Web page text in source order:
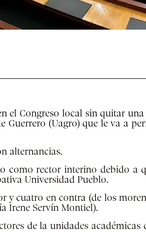
el Congreso local sin quitar
(Uagro) que le va a
alternancias.
como rector interino debido a
Universidad Pueblo.
cuatro en contra (de los
Irene Servín Montiel).
de la unidades académicas